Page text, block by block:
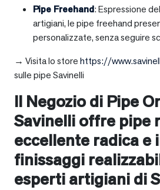
Pipe Freehand: Espressione
artigiani, le pipe freehand
personalizzate, senza seguire
→ Visita lo storehttps://
sulle pipe Savinelli
Il Negozio di Pipe
Savinelli offre pipe
eccellente radica e
finissaggi
esperti artigiani di